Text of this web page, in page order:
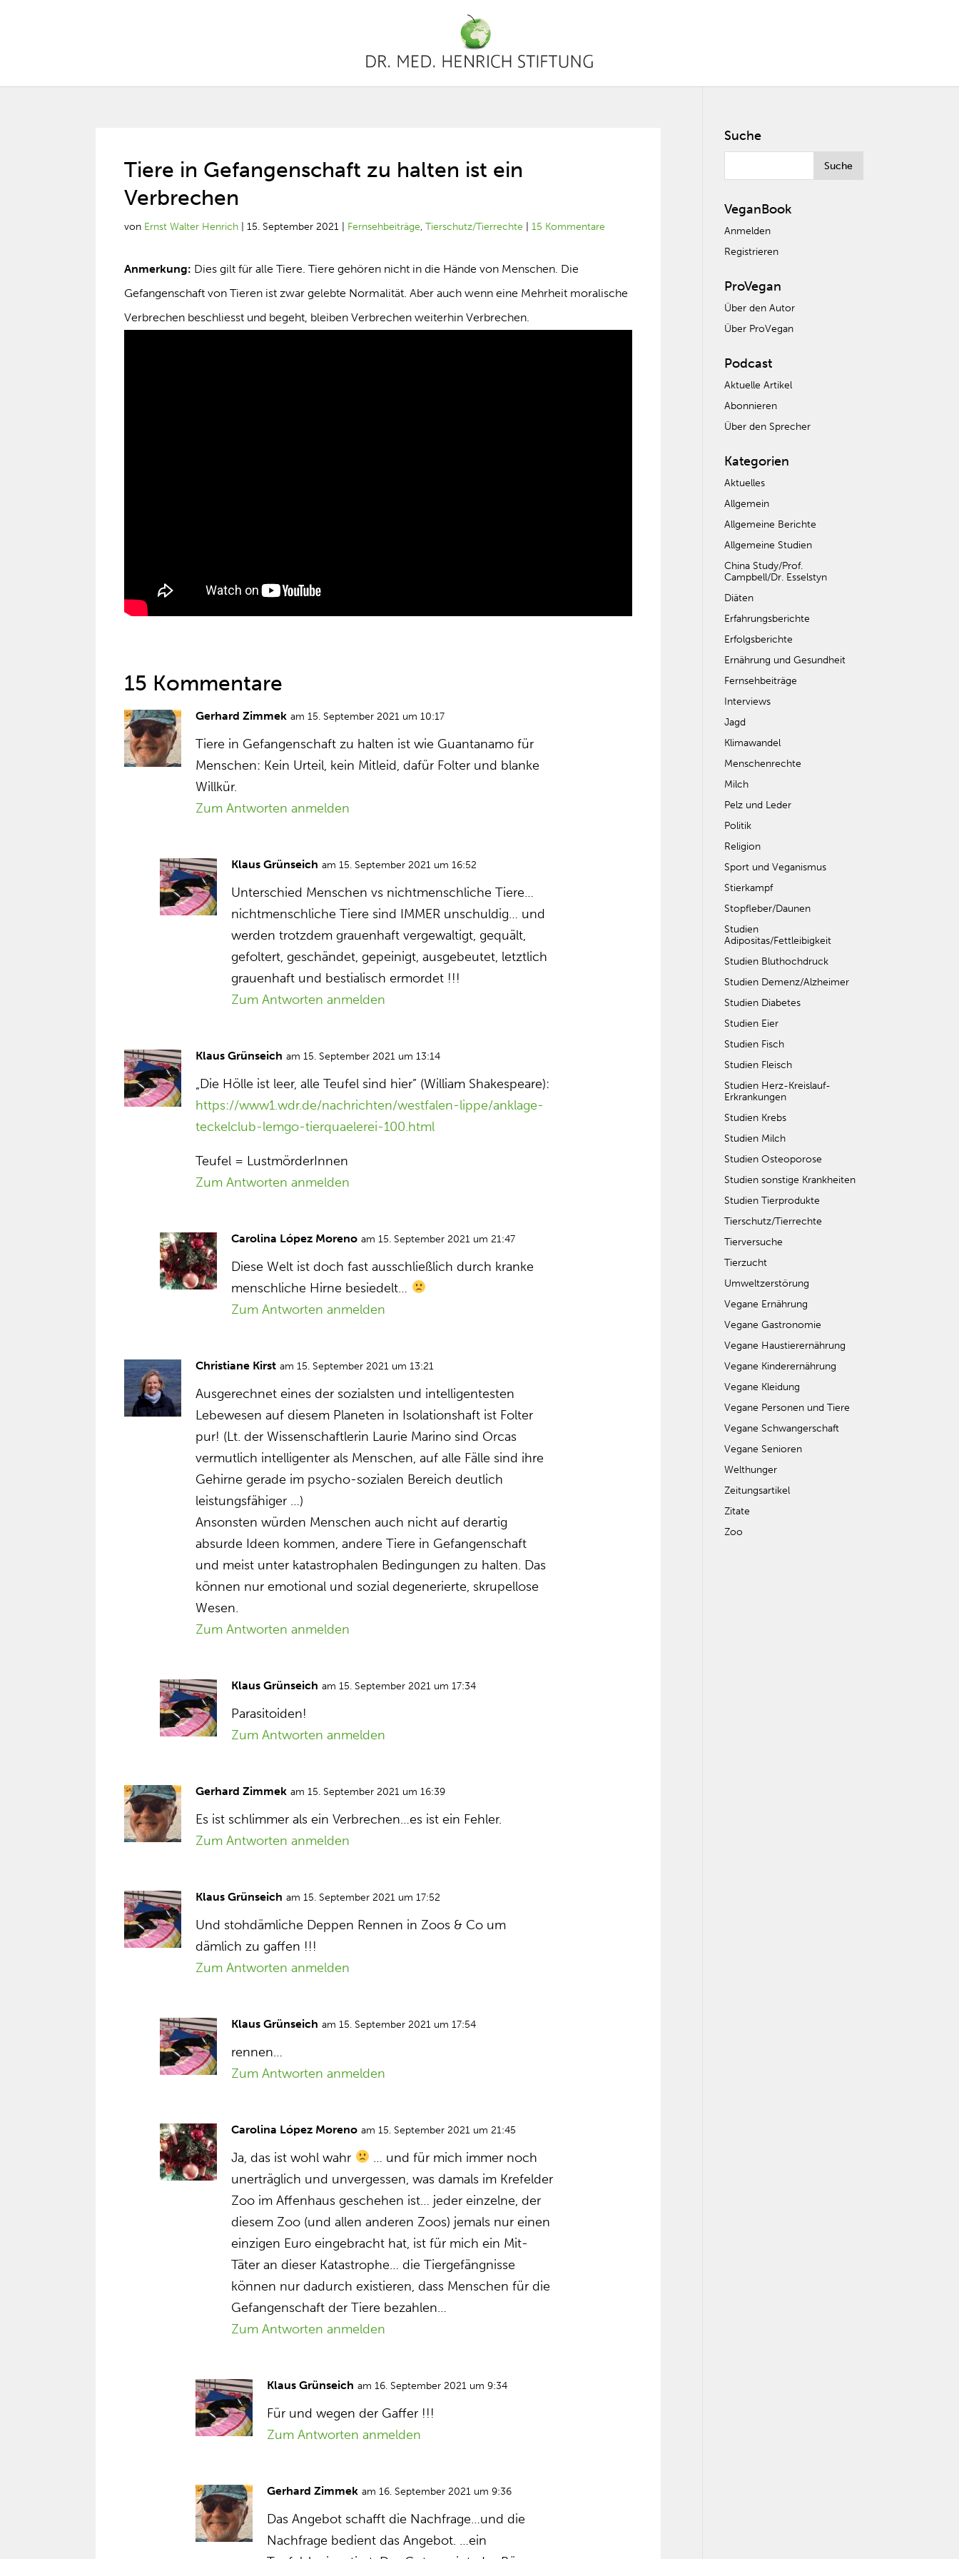
Tiere in Gefangenschaft zu halten ist ein
Verbrechen
von Ernst Walter Henrich |15. September 2021 Fernsehbeiträge,Tierschutz/Tierrechte |15 Kommentare
Anmerkung: Dies gilt für alle Tiere. Tiere gehören nicht in die Hände von Menschen. Die
Gefangenschaft von Tieren ist zwar gelebte Normalität. Aber auch wenn eine Mehrheit moralische
Verbrechen beschliesst und begeht, bleiben Verbrechen weiterhin Verbrechen.
15 Kommentare
Gerhard Zimmek am 15. September 2021 um 10:17
Tiere in Gefangenschaft zu halten ist wie Guantanamo für
Menschen: Kein Urteil, kein Mitleid, dafür Folter und blanke
Willkür.
Zum Antworten anmelden
Klaus Grünseich am 15. September 2021 um 16:52
Unterschied Menschen vs nichtmenschliche Tiere…
nichtmenschliche Tiere sind IMMER unschuldig… und
werden trotzdem grauenhaft vergewaltigt, gequält,
gefoltert, geschändet, gepeinigt, ausgebeutet, letztlich
grauenhaft und bestialisch ermordet !!!
Zum Antworten anmelden
Klaus Grünseich am 15. September 2021 um 13:14
„Die Hölle ist leer, alle Teufel sind hier” (William Shakespeare):
https://www1.wdr.de/nachrichten/westfalen-lippe/anklage-
teckelclub-lemgo-tierquaelerei-100.html
Teufel = LustmörderInnen
Zum Antworten anmelden
Carolina López Moreno am 15. September 2021 um 21:47
Diese Welt ist doch fast ausschließlich durch kranke
menschliche Hirne besiedelt…
Zum Antworten anmelden
Christiane Kirst am 15. September 2021 um 13:21
Ausgerechnet eines der sozialsten und intelligentesten
Lebewesen auf diesem Planeten in Isolationshaft ist Folter
pur! (Lt. der Wissenschaftlerin Laurie Marino sind Orcas
vermutlich intelligenter als Menschen, auf alle Fälle sind ihre
Gehirne gerade im psycho-sozialen Bereich deutlich
leistungsfähiger …)
Ansonsten würden Menschen auch nicht auf derartig
absurde Ideen kommen, andere Tiere in Gefangenschaft
und meist unter katastrophalen Bedingungen zu halten. Das
können nur emotional und sozial degenerierte, skrupellose
Wesen.
Zum Antworten anmelden
Klaus Grünseich am 15. September 2021 um 17:34
Parasitoiden!
Zum Antworten anmelden
Gerhard Zimmek am 15. September 2021 um 16:39
Es ist schlimmer als ein Verbrechen…es ist ein Fehler.
Zum Antworten anmelden
Klaus Grünseich am 15. September 2021 um 17:52
Und stohdämliche Deppen Rennen in Zoos & Co um
dämlich zu gaffen !!!
Zum Antworten anmelden
Klaus Grünseich am 15. September 2021 um 17:54
rennen…
Zum Antworten anmelden
Carolina López Moreno am 15. September 2021 um 21:45
Ja, das ist wohl wahr
… und für mich immer noch
unerträglich und unvergessen, was damals im Krefelder
Zoo im Affenhaus geschehen ist… jeder einzelne, der
diesem Zoo (und allen anderen Zoos) jemals nur einen
einzigen Euro eingebracht hat, ist für mich ein Mit-
Täter an dieser Katastrophe… die Tiergefängnisse
können nur dadurch existieren, dass Menschen für die
Gefangenschaft der Tiere bezahlen…
Zum Antworten anmelden
Klaus Grünseich am 16. September 2021 um 9:34
Für und wegen der Gaffer !!!
Zum Antworten anmelden
Gerhard Zimmek am 16. September 2021 um 9:36
Das Angebot schafft die Nachfrage…und die
Nachfrage bedient das Angebot. …ein
Suche
VeganBook
Anmelden
Registrieren
ProVegan
Über den Autor
Über ProVegan
Podcast
Aktuelle Artikel
Abonnieren
Über den Sprecher
Kategorien
Aktuelles
Allgemein
Allgemeine Berichte
Allgemeine Studien
China Study/Prof.
Campbell/Dr. Esselstyn
Diäten
Erfahrungsberichte
Erfolgsberichte
Ernährung und Gesundheit
Fernsehbeiträge
Interviews
Jagd
Klimawandel
Menschenrechte
Milch
Pelz und Leder
Politik
Religion
Sport und Veganismus
Stierkampf
Stopfleber/Daunen
Studien
Adipositas/Fettleibigkeit
Studien Bluthochdruck
Studien Demenz/Alzheimer
Studien Diabetes
Studien Eier
Studien Fisch
Studien Fleisch
Studien Herz-Kreislauf-
Erkrankungen
Studien Krebs
Studien Milch
Studien Osteoporose
Studien sonstige Krankheiten
Studien Tierprodukte
Tierschutz/Tierrechte
Tierversuche
Tierzucht
Umweltzerstörung
Vegane Ernährung
Vegane Gastronomie
Vegane Haustierernährung
Vegane Kinderernährung
Vegane Kleidung
Vegane Personen und Tiere
Vegane Schwangerschaft
Vegane Senioren
Welthunger
Zeitungsartikel
Zitate
Zoo